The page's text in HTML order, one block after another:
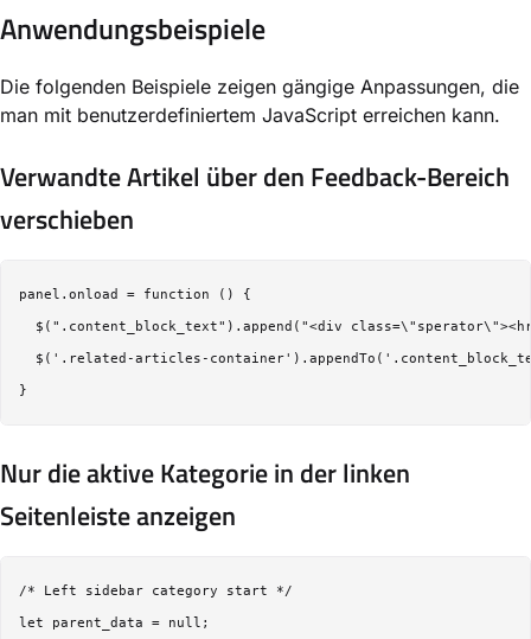
Anwendungsbeispiele
Die folgenden Beispiele zeigen gängige Anpassungen, die
man mit benutzerdefiniertem JavaScript erreichen kann.
Verwandte Artikel über den Feedback-Bereich
verschieben
panel.onload = function () {
$(".content_block_text").append("<div
$('.related-articles-
Nur die aktive Kategorie in der linken
Seitenleiste anzeigen
/* Left sidebar category start */
let parent_data = null;